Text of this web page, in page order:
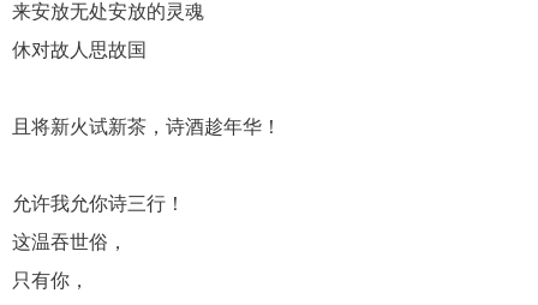
来安放无处安放的灵魂
休对故人思故国
且将新火试新茶，诗酒趁年华！
允许我允你诗三行！
这温吞世俗，
只有你，